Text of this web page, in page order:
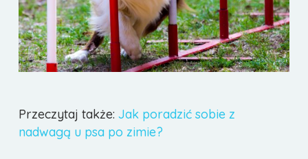
Przeczytaj także: Jak poradzić sobie z
nadwagą u psa po zimie?